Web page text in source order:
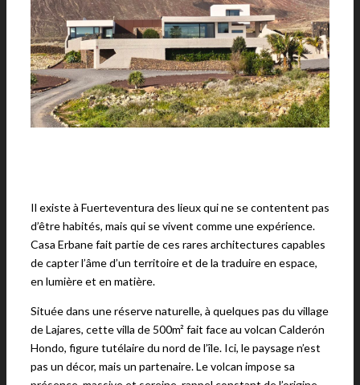
Il existe à Fuerteventura des lieux qui ne se contentent pas
d’être habités, mais qui se vivent comme une expérience.
Casa Erbane fait partie de ces rares architectures capables
de capter l’âme d’un territoire et de la traduire en espace,
en lumière et en matière.
Située dans une réserve naturelle, à quelques pas du village
de Lajares, cette villa de 500m² fait face au volcan Calderón
Hondo, figure tutélaire du nord de l’île. Ici, le paysage n’est
pas un décor, mais un partenaire. Le volcan impose sa